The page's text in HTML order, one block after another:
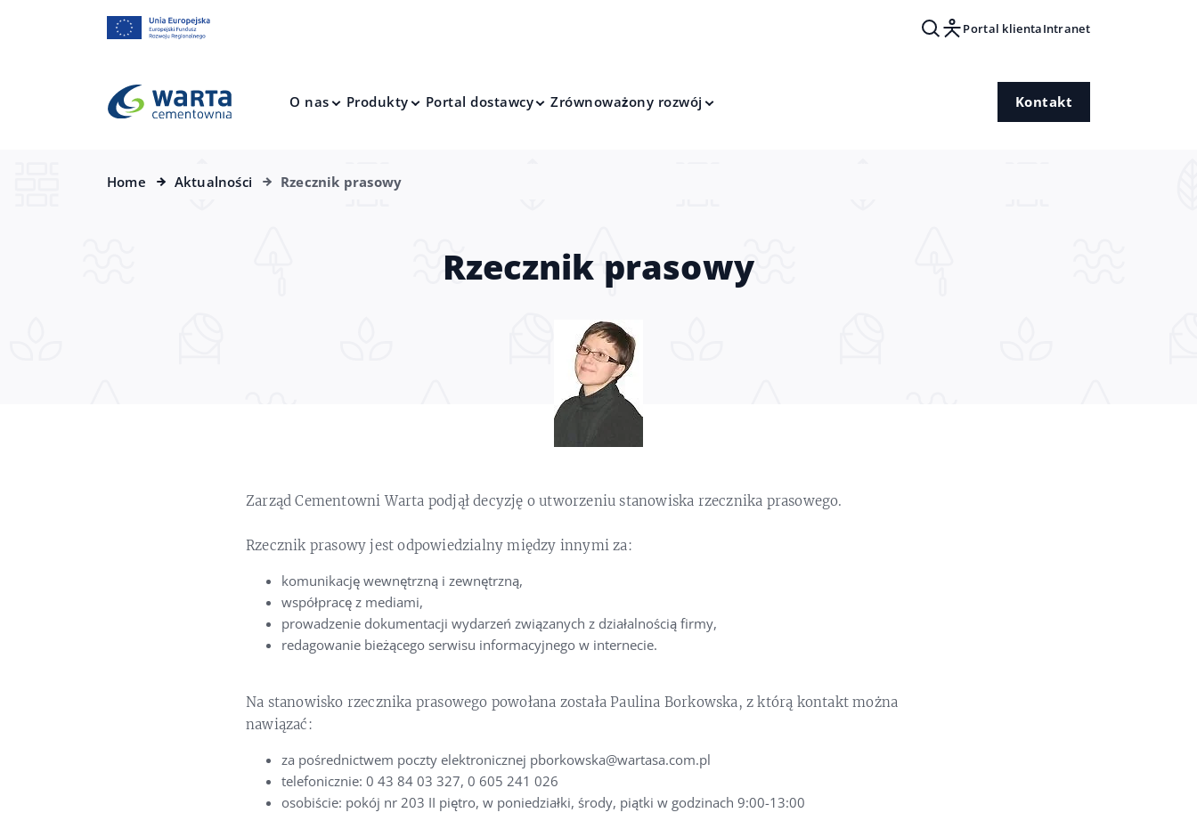
Portal klientaIntranet
O nas Produkty Portal dostawcy Zrównoważony rozwój Kontakt
Home Aktualności Rzecznik prasowy
Rzecznik prasowy
Zarząd Cementowni Warta podjął decyzję o utworzeniu stanowiska rzecznika prasowego.
Rzecznik prasowy jest odpowiedzialny między innymi za:
komunikację wewnętrzną i zewnętrzną,
współpracę z mediami,
prowadzenie dokumentacji wydarzeń związanych z działalnością firmy,
redagowanie bieżącego serwisu informacyjnego w internecie.
Na stanowisko rzecznika prasowego powołana została Paulina Borkowska, z którą kontakt można
nawiązać:
za pośrednictwem poczty elektronicznej pborkowska@wartasa.com.pl
telefonicznie: 0 43 84 03 327, 0 605 241 026
osobiście: pokój nr 203 II piętro, w poniedziałki, środy, piątki w godzinach 9:00-13:00